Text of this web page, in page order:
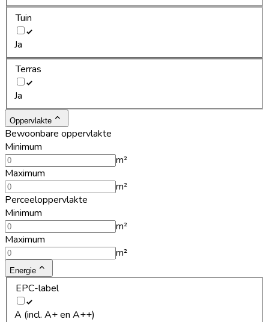
Tuin
Ja
Terras
Ja
Oppervlakte
Bewoonbare oppervlakte
Minimum
m²
Maximum
m²
Perceeloppervlakte
Minimum
m²
Maximum
m²
Energie
EPC-label
A (incl. A+ en A++)